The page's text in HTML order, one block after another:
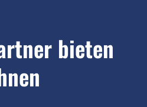
bieten